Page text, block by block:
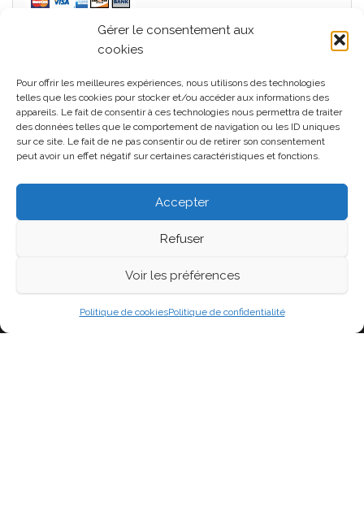
Gérer le consentement aux
cookies
Pour offrir les meilleures expériences, nous utilisons des technologies
telles que les cookies pour stocker et/ou accéder aux informations des
appareils. Le fait de consentir à ces technologies nous permettra de traiter
des données telles que le comportement de navigation ou les ID uniques
sur ce site. Le fait de ne pas consentir ou de retirer son consentement
peut avoir un effet négatif sur certaines caractéristiques et fonctions.
Accepter
Refuser
Voir les préférences
Politique de cookiesPolitique de confidentialité
MÉTA
Connexion
Flux des publications
Flux des commentaires
Fièrement propulsé parWordPress
Blog